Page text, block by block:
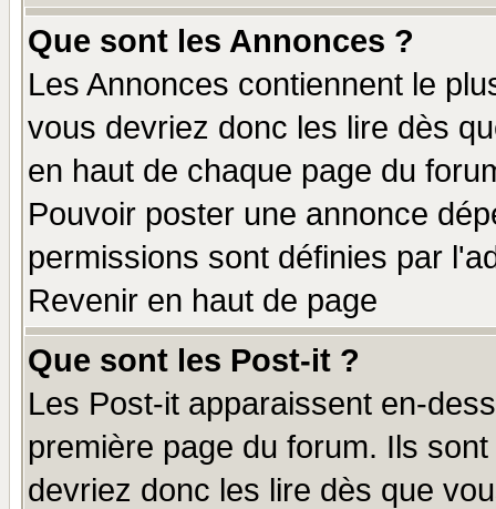
Que sont les Annonces ?
Les Annonces contiennent le
vous devriez donc les lire dès
en haut de chaque page du
Pouvoir poster une annonce
permissions sont définies par
Revenir en haut de page
Que sont les Post-it ?
Les Post-it apparaissent en-
première page du forum. Ils
devriez donc les lire dès que